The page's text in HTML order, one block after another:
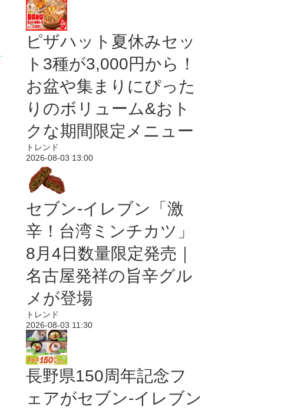
ピザハット夏休みセッ
ト3種が3,000円から！
お盆や集まりにぴった
りのボリューム&おト
クな期間限定メニュー
トレンド
2026-08-03 13:00
セブン-イレブン「激
辛！台湾ミンチカツ」
8月4日数量限定発売｜
名古屋発祥の旨辛グル
メが登場
トレンド
2026-08-03 11:30
長野県150周年記念フ
ェアがセブン-イレブン